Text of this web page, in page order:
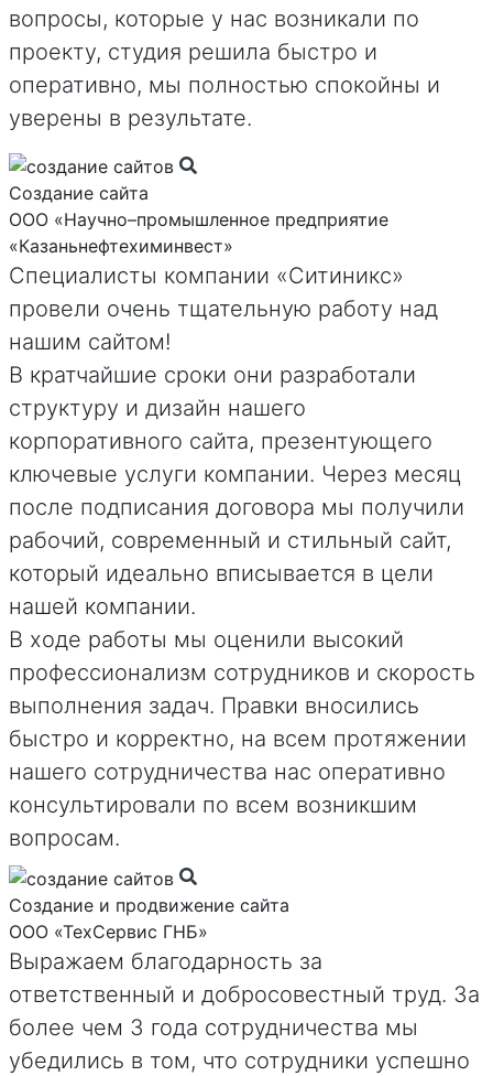
вопросы, которые у нас возникали по
проекту, студия решила быстро и
оперативно, мы полностью спокойны и
уверены в результате.
Создание сайта
ООО «Научно–промышленное предприятие
«Казаньнефтехиминвест»
Специалисты компании «Ситиникс»
провели очень тщательную работу над
нашим сайтом!
В кратчайшие сроки они разработали
структуру и дизайн нашего
корпоративного сайта, презентующего
ключевые услуги компании. Через месяц
после подписания договора мы получили
рабочий, современный и стильный сайт,
который идеально вписывается в цели
нашей компании.
В ходе работы мы оценили высокий
профессионализм сотрудников и скорость
выполнения задач. Правки вносились
быстро и корректно, на всем протяжении
нашего сотрудничества нас оперативно
консультировали по всем возникшим
вопросам.
Создание и продвижение сайта
ООО «ТехСервис ГНБ»
Выражаем благодарность за
ответственный и добросовестный труд. За
более чем 3 года сотрудничества мы
убедились в том, что сотрудники успешно